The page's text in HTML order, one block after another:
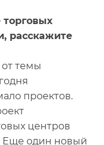
расскажите
темы
проектов.
центров
Еще один новый